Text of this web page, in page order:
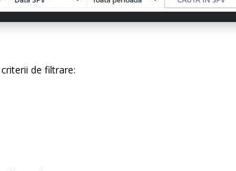
de filtrare: